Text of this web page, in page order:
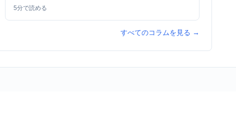
5分で読める
すべてのコラムを見る →